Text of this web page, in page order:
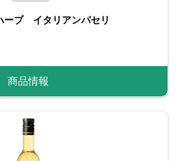
ーブ イタリアンパセリ
商品情報